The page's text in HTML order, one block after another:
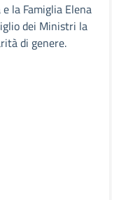
la Famiglia Elena
dei Ministri la
di genere.